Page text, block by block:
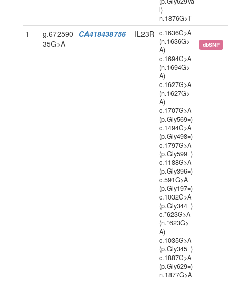
l)
n.1876G>T
1
g.672590
35G>A
CA418438756 IL23R c.1636G>A
(n.1636G>
A)
c.1694G>A
(n.1694G>
A)
c.1627G>A
(n.1627G>
A)
c.1707G>A
(p.Gly569=)
c.1494G>A
(p.Gly498=)
c.1797G>A
(p.Gly599=)
c.1188G>A
(p.Gly396=)
c.591G>A
(p.Gly197=)
c.1032G>A
(p.Gly344=)
c.*623G>A
(n.*623G>
A)
c.1035G>A
(p.Gly345=)
c.1887G>A
(p.Gly629=)
n.1877G>A
dbSNP